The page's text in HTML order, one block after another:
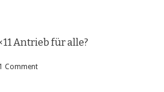
Antrieb für alle?
1 Comment